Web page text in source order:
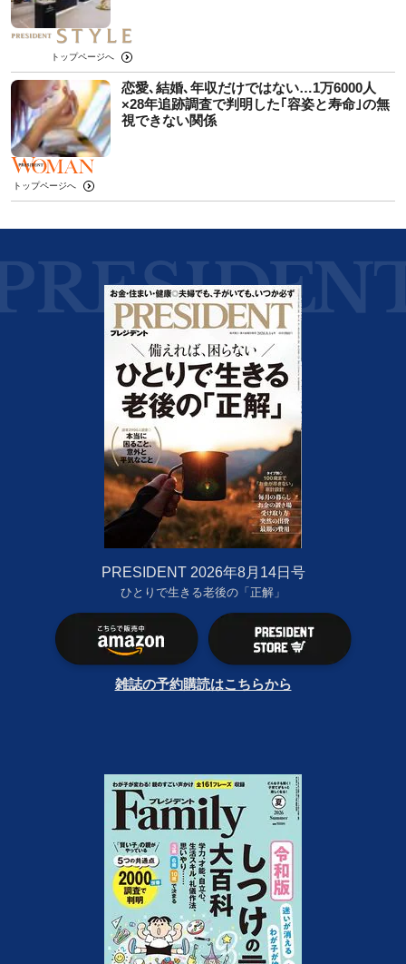
トップページへ
恋愛､結婚､年収だけではない…1万6000人
×28年追跡調査で判明した｢容姿と寿命｣の無
視できない関係
トップページへ
PRESIDENT 2026年8月14日号
ひとりで生きる老後の「正解」
雑誌の予約購読はこちらから